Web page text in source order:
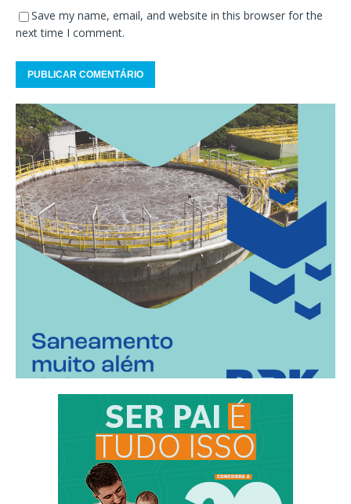
Save my name, email, and website in this browser for the
next time I comment.